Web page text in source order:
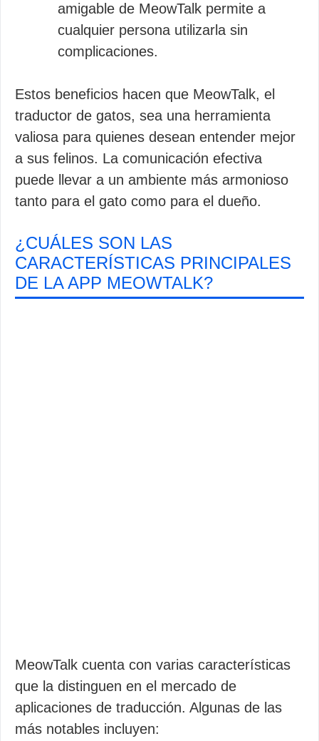
amigable de MeowTalk permite a
cualquier persona utilizarla sin
complicaciones.
Estos beneficios hacen que MeowTalk, el
traductor de gatos, sea una herramienta
valiosa para quienes desean entender mejor
a sus felinos. La comunicación efectiva
puede llevar a un ambiente más armonioso
tanto para el gato como para el dueño.
¿CUÁLES SON LAS
CARACTERÍSTICAS PRINCIPALES
DE LA APP MEOWTALK?
MeowTalk cuenta con varias características
que la distinguen en el mercado de
aplicaciones de traducción. Algunas de las
más notables incluyen: